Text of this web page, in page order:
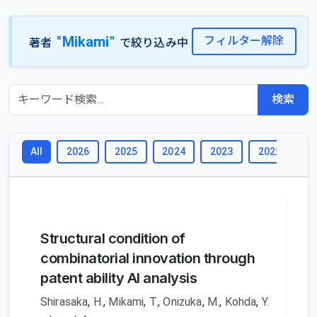
著者 "Mikami" で絞り込み中 フィルター解除
検索
All 2026 2025 2024 2023 2022
Structural condition of
combinatorial innovation through
patent ability AI analysis
Shirasaka, H., Mikami, T.,Onizuka, M., Kohda, Y.